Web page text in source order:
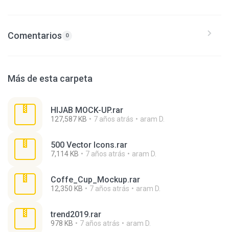
Comentarios 0
Más de esta carpeta
HIJAB MOCK-UP.rar
127,587 KB 7 años atrás aram D.
500 Vector Icons.rar
7,114 KB 7 años atrás aram D.
Coffe_Cup_Mockup.rar
12,350 KB 7 años atrás aram D.
trend2019.rar
978 KB 7 años atrás aram D.